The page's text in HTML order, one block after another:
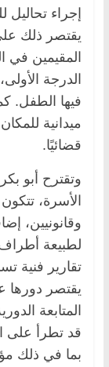
إجراء
يقتصر ذلك
المقيمين في
الدرجة
فيها الطفل.
ميدانية
قضائيًا.
وتقترح أبو
الأسرة،
وقانونيين،
لطبيعة أطراف
تقارير فنية
يقتصر دورها
المتابعة
قد تطرأ على
بما في ذلك